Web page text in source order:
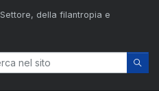
della filantropia e